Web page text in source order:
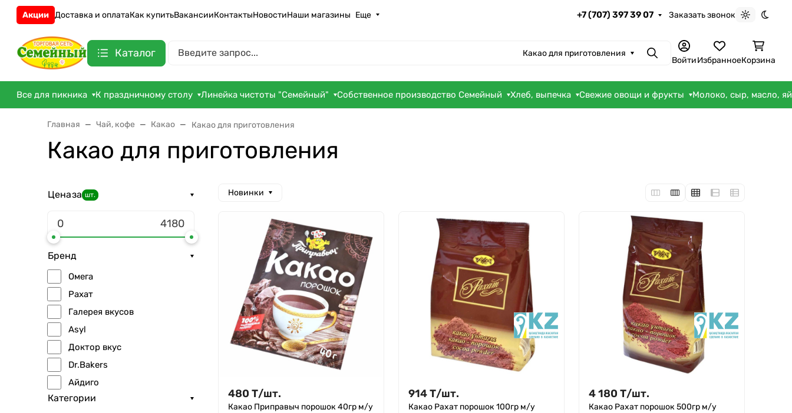
Акции Доставка и оплатаКак купитьВакансииКонтактыНовостиНаши магазины Еще +7 (707) 397 39 07 Заказать звонок
Светлая
Каталог Какао для приготовления ПоискВойтиИзбранноеКорзина
Все для пикника К праздничному столу Линейка чистоты "Семейный" Собственное производство Семейный Хлеб, выпечка Свежие овощи и фрукты Молоко, сыр, масло,
Главная Чай, кофе Какао Какао для приготовления
Какао для приготовления
Ценаза шт.
Бренд
Омега
Рахат
Галерея вкусов
Asyl
Доктор вкус
Dr.Bakers
Айдиго
Отличная кухня
Категории
Новинки
480 Т/шт.
Какао Приправыч порошок 40гр м/у
914Т/шт.
Какао Рахат порошок 100гр м/у
4 180 Т/шт.
Какао Рахат порошок 500гр м/у